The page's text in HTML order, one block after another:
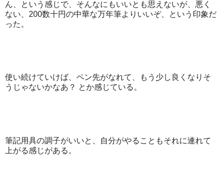
ん、という感じで、そんなにもいいとも思えないが、悪く
ない、200数十円の中華な万年筆よりいいぞ、という印象だ
った。
使い続けていけば、ペン先がなれて、もう少し良くなりそ
うじゃないかなあ？ とか感じている。
筆記用具の調子がいいと、自分がやることもそれに連れて
上がる感じがある。